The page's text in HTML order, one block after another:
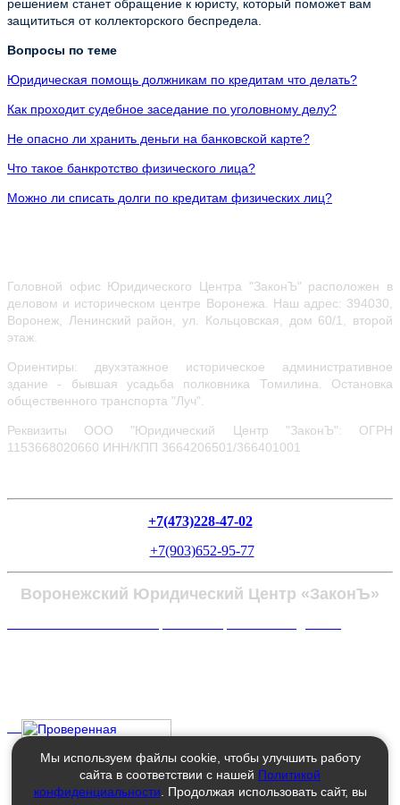
решением станет обращение к юристу, который поможет вам
защититься от коллекторского беспредела.
Вопросы по теме
Юридическая помощь должникам по кредитам что делать?
Как проходит судебное заседание по уголовному делу?
Не опасно ли хранить деньги на банковской карте?
Что такое банкротство физического лица?
Можно ли списать долги по кредитам физических лиц?
Головной офис Юридического Центра "ЗаконЪ" расположен в
деловом и историческом центре Воронежа. Наш адрес: 394030,
Воронеж, Ленинский район, ул.
Кольцовская, дом 60/1, второй
этаж.
Ориентиры: двухэтажное историческое административное
здание - бывшая усадьба полковника Томилина. Остановка
общественного транспорта "Луч".
Реквизиты ООО "Юридический Центр "ЗаконЪ": ОГРН
1153668020660 ИНН/КПП 3664206501/366401001
+7(473)228-47-02
+7(903)652-95-77
Воронежский Юридический Центр «ЗаконЪ»
Мы используем файлы cookie, чтобы улучшить работу
сайта в соответствии с нашей Политикой
конфиденциальности . Продолжая использовать сайт, вы